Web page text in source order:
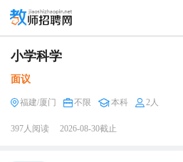
小学科学
面议
福建/厦门 不限 本科 2人
397人阅读 2026-08-30截止